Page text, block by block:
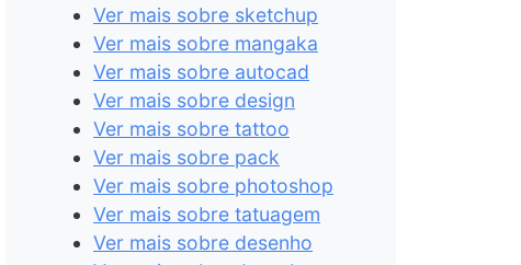
Ver mais sobre sketchup
Ver mais sobre mangaka
Ver mais sobre autocad
Ver mais sobre design
Ver mais sobre tattoo
Ver mais sobre pack
Ver mais sobre photoshop
Ver mais sobre tatuagem
Ver mais sobre desenho